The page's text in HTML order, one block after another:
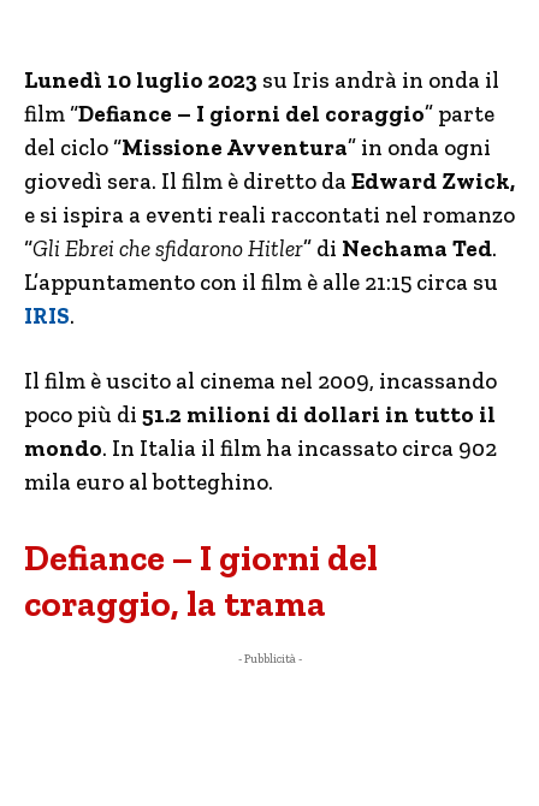
Lunedì 10 luglio 2023 su Iris andrà in onda il
film “Defiance – I giorni del coraggio” parte
del ciclo “Missione Avventura” in onda ogni
giovedì sera. Il film è diretto daEdward Zwick,
e si ispira a eventi reali raccontati nel romanzo
“Gli Ebrei che sfidarono Hitler” di Nechama Ted.
L’appuntamento con il film è alle 21:15 circa su
IRIS.
Il film è uscito al cinema nel 2009, incassando
poco più di 51.2 milioni di dollari in tutto il
mondo. In Italia il film ha incassato circa 902
mila euro al botteghino.
Defiance – I giorni del
coraggio, la trama
- Pubblicità -